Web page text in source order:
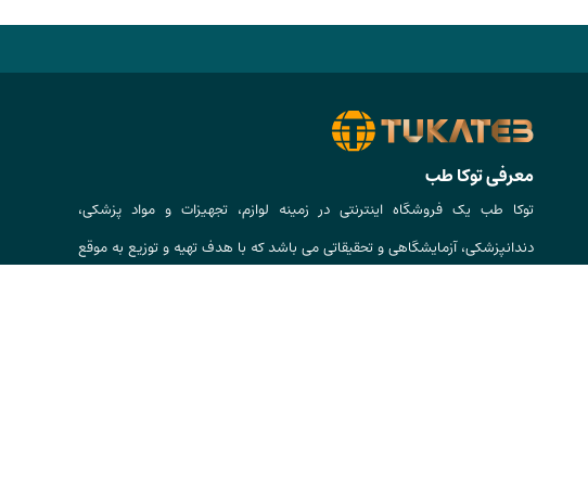
معرفی توکا طب
توکا طب یک فروشگاه اینترنتی در زمینه لوازم، تجهیزات و مواد پزشکی،
دندانپزشکی، آزمایشگاهی و تحقیقاتی می باشد که با هدف تهیه و توزیع به موقع